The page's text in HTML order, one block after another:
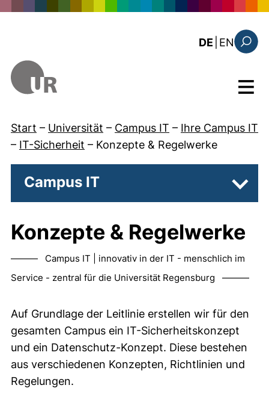
DE EN: this
Menü
Start – Universität – Campus IT – Ihre Campus IT
– IT-Sicherheit – Konzepte & Regelwerke
Campus IT
Konzepte & Regelwerke
——— Campus IT | innovativ in der IT - menschlich im
Service - zentral für die Universität Regensburg ———
Auf Grundlage der Leitlinie erstellen wir für den
gesamten Campus ein IT-Sicherheitskonzept
und ein Datenschutz-Konzept. Diese bestehen
aus verschiedenen Konzepten, Richtlinien und
Regelungen.